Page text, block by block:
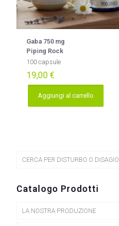
Gaba 750 mg
Piping Rock
100 capsule
19,00 €
Aggiungi al carrello
CERCA PER DISTURBO O DISAGIO
Catalogo Prodotti
LA NOSTRA PRODUZIONE